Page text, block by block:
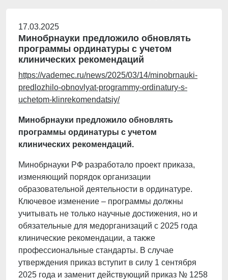
17.03.2025
Минобрнауки предложило обновлять
программы ординатуры с учетом
клинических рекомендаций
https://vademec.ru/news/2025/03/14/minobrnauki-
predlozhilo-obnovlyat-programmy-ordinatury-s-
uchetom-klinrekomendatsiy/
Минобрнауки предложило обновлять
программы ординатуры с учетом
клинических рекомендаций.
Минобрнауки РФ разработало проект приказа,
изменяющий порядок организации
образовательной деятельности в ординатуре.
Ключевое изменение – программы должны
учитывать не только научные достижения, но и
обязательные для медорганизаций с 2025 года
клинические рекомендации, а также
профессиональные стандарты. В случае
утверждения приказ вступит в силу 1 сентября
2025 года и заменит действующий приказ № 1258